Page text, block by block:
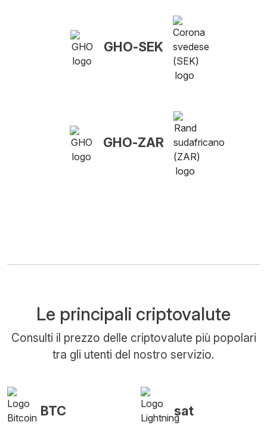
GHO-SEK
GHO-ZAR
Le principali criptovalute
Consulti il prezzo delle criptovalute più popolari
tra gli utenti del nostro servizio.
BTC sat